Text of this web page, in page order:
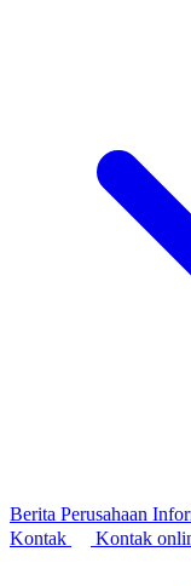
Berita Perusahaan
Kontak
Kontak